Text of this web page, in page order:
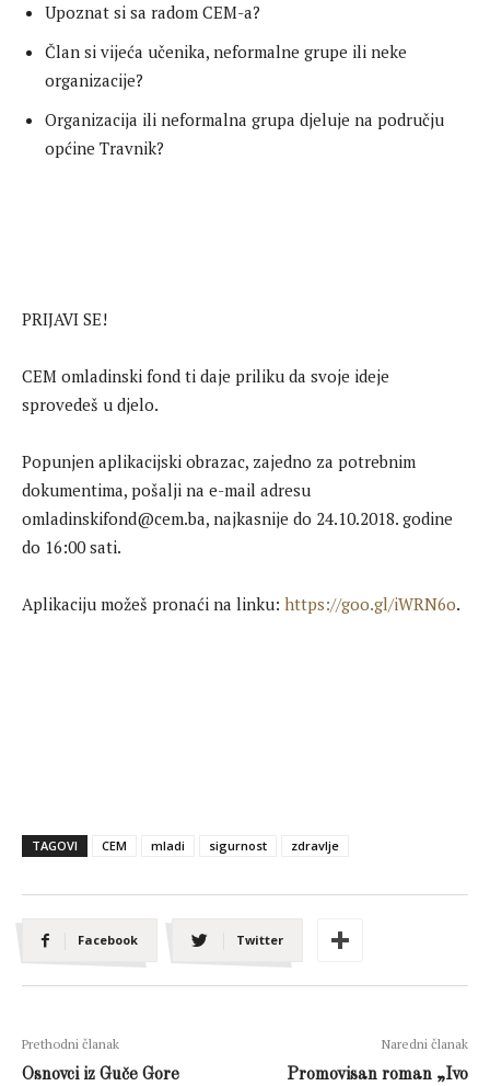
Upoznat si sa radom CEM-a?
Član si vijeća učenika, neformalne grupe ili neke
organizacije?
Organizacija ili neformalna grupa djeluje na području
općine Travnik?
PRIJAVI SE!
CEM omladinski fond ti daje priliku da svoje ideje
sprovedeš u djelo.
Popunjen aplikacijski obrazac, zajedno za potrebnim
dokumentima, pošalji na e-mail adresu
omladinskifond@cem.ba, najkasnije do 24.10.2018. godine
do 16:00 sati.
Aplikaciju možeš pronaći na linku: https://goo.gl/iWRN6o.
TAGOVI CEM mladi sigurnost zdravlje
Facebook Twitter
Prethodni članak
Osnovci iz Guče Gore
Naredni članak
Promovisan roman „Ivo